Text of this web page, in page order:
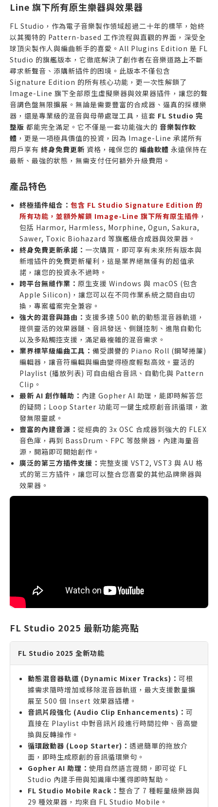
Line 旗下所有原生樂器與效果器
FL Studio，作為電子音樂製作領域超過二十年的標竿，始終
以其獨特的 Pattern-based 工作流程與直觀的界面，深受全
球頂尖製作人與編曲新手的喜愛。All Plugins Edition 是 FL
Studio 的旗艦版本，它徹底解決了創作者在音樂道路上不斷
尋求新聲音、添購新插件的困境。此版本不僅包含
Signature Edition 的所有核心功能，更一次性解鎖了
Image-Line 旗下全部原生虛擬樂器與效果器插件，讓您的聲
音調色盤無限擴展。無論是需要豐富的合成器、逼真的採樣樂
器，還是專業級的混音與母帶處理工具，這套 FL Studio 完
整版 都能完全滿足。它不僅是一套功能強大的 音樂製作軟
體 ，更是一項極具價值的投資，因為 Image-Line 承諾所有
用戶享有 終身免費更新 資格，確保您的 編曲軟體 永遠保持在
最新、最強的狀態，無需支付任何額外升級費用。
產品特色
終極插件組合： 包含 FL Studio Signature Edition 的
所有功能，並額外解鎖 Image-Line 旗下所有原生插件 ，
包括 Harmor, Harmless, Morphine, Ogun, Sakura,
Sawer, Toxic Biohazard 等旗艦級合成器與效果器。
終身免費更新承諾： 一次購買，即可享有未來所有版本與
新增插件的免費更新權利，這是業界絕無僅有的超值承
諾，讓您的投資永不過時。
跨平台無縫作業： 原生支援 Windows 與 macOS (包含
Apple Silicon)，讓您可以在不同作業系統之間自由切
換，專案檔案完全兼容。
強大的混音與路由： 支援多達 500 軌的動態混音器軌道，
提供靈活的效果器鏈、音訊發送、側鏈控制、進階自動化
以及多點觸控支援，滿足最複雜的混音需求。
業界標竿級編曲工具： 備受讚譽的 Piano Roll (鋼琴捲簾)
編輯器，讓音符編輯與編曲變得極度輕鬆高效。靈活的
Playlist (播放列表) 可自由組合音訊、自動化與 Pattern
Clip。
最新 AI 創作輔助： 內建 Gopher AI 助理，能即時解答您
的疑問；Loop Starter 功能可一鍵生成原創音訊循環，激
發無限靈感。
豐富的內建音源： 從經典的 3x OSC 合成器到強大的 FLEX
音色庫，再到 BassDrum、FPC 等鼓樂器，內建海量音
源，開箱即可開始創作。
廣泛的第三方插件支援： 完整支援 VST2, VST3 與 AU 格
式的第三方插件，讓您可以整合您喜愛的其他品牌樂器與
效果器。
FL Studio 2025 最新功能亮點
FL Studio 2025 全新功能
動態混音器軌道 (Dynamic Mixer Tracks)： 可根
據需求隨時增加或移除混音器軌道，最大支援數量擴
展至 500 個 Insert 效果器插槽。
音訊片段強化 (Audio Clip Enhancements)： 可
直接在 Playlist 中對音訊片段進行時間拉伸、音高變
換與反轉操作。
循環啟動器 (Loop Starter)： 透過簡單的拖放介
面，即時生成原創的音訊循環樂句。
Gopher AI 助理： 使用自然語言提問，即可從 FL
Studio 內建手冊與知識庫中獲得即時幫助。
FL Studio Mobile Rack： 整合了 7 種輕量級樂器與
29 種效果器，均來自 FL Studio Mobile。